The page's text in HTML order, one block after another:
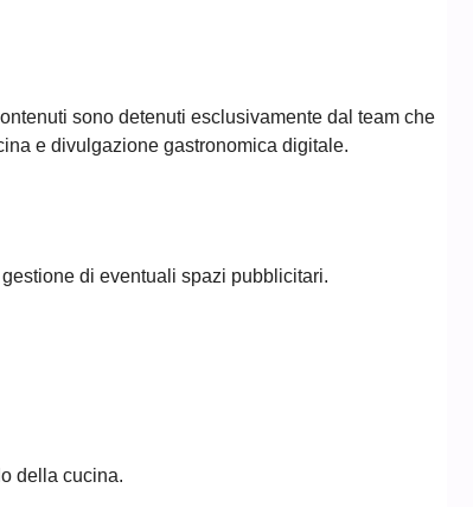
sono detenuti esclusivamente dal team che
e divulgazione gastronomica digitale.
di eventuali spazi pubblicitari.
della cucina.